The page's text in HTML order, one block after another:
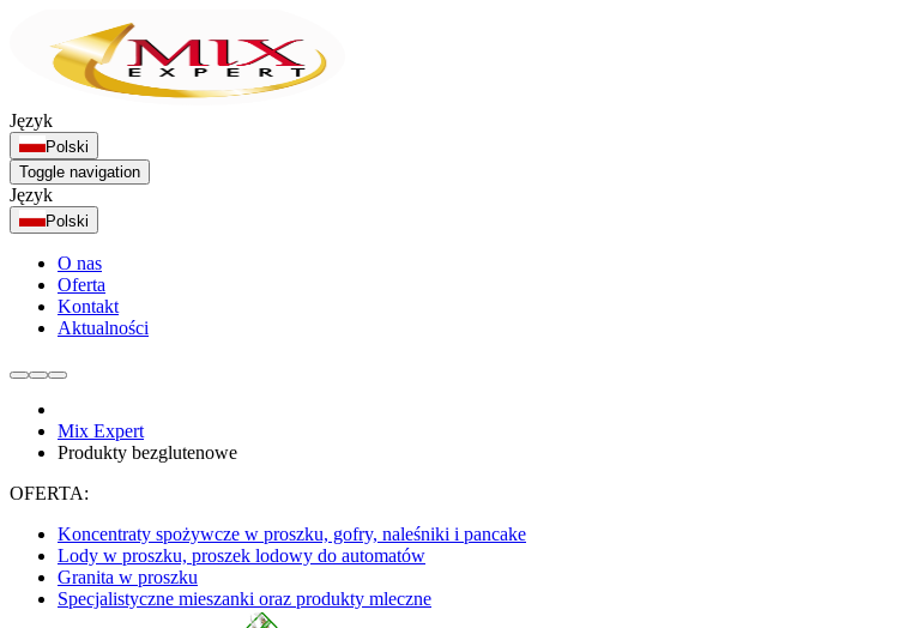
Język
Polski
Toggle navigation
Język
Polski
O nas
Oferta
Kontakt
Aktualności
Mix Expert
Produkty bezglutenowe
OFERTA:
Koncentraty spożywcze w proszku, gofry, naleśniki i pancake
Lody w proszku, proszek lodowy do automatów
Granita w proszku
Specjalistyczne mieszanki oraz produkty mleczne